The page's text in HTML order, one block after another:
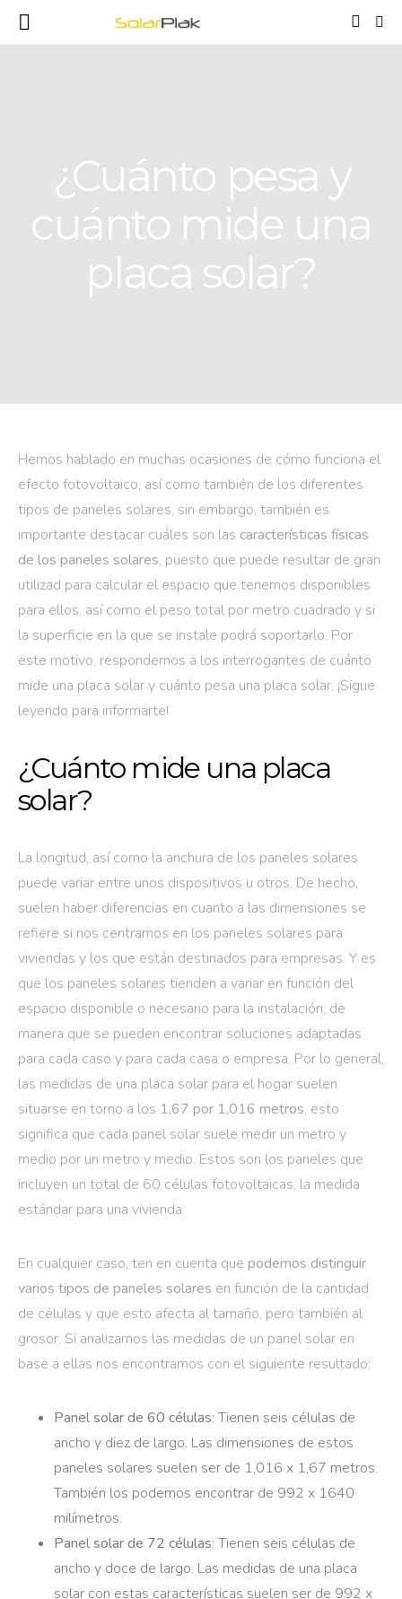
¿Cuánto pesa y
cuánto mide una
placa solar?
Hemos hablado en muchas ocasiones de cómo funciona el
efecto fotovoltaico, así como también de los diferentes
tipos de paneles solares, sin embargo, también es
importante destacar cuáles son las características físicas
de los paneles solares, puesto que puede resultar de gran
utilizad para calcular el espacio que tenemos disponibles
para ellos, así como el peso total por metro cuadrado y si
la superficie en la que se instale podrá soportarlo. Por
este motivo, respondemos a los interrogantes de cuánto
mide una placa solar y cuánto pesa una placa solar. ¡Sigue
leyendo para informarte!
¿Cuánto mide una placa
solar?
La longitud, así como la anchura de los paneles solares
puede variar entre unos dispositivos u otros. De hecho,
suelen haber diferencias en cuanto a las dimensiones se
refiere si nos centramos en los paneles solares para
viviendas y los que están destinados para empresas. Y es
que los paneles solares tienden a variar en función del
espacio disponible o necesario para la instalación, de
manera que se pueden encontrar soluciones adaptadas
para cada caso y para cada casa o empresa. Por lo general,
las medidas de una placa solar para el hogar suelen
situarse en torno a los 1,67 por 1,016 metros, esto
significa que cada panel solar suele medir un metro y
medio por un metro y medio. Estos son los paneles que
incluyen un total de 60 células fotovoltaicas, la medida
estándar para una vivienda.
En cualquier caso, ten en cuenta que podemos distinguir
varios tipos de paneles solares en función de la cantidad
de células y que esto afecta al tamaño, pero también al
grosor. Si analizamos las medidas de un panel solar en
base a ellas nos encontramos con el siguiente resultado:
Panel solar de 60 células: Tienen seis células de
ancho y diez de largo. Las dimensiones de estos
paneles solares suelen ser de 1,016 x 1,67 metros.
También los podemos encontrar de 992 x 1640
milímetros.
Panel solar de 72 células: Tienen seis células de
ancho y doce de largo. Las medidas de una placa
solar con estas características suelen ser de 992 x